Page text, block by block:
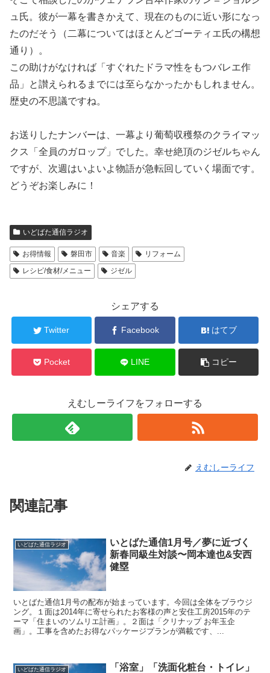
ュ氏。彼が一幕を書きかえて、現在のものに近い形になっ
たのだそう（二幕についてはほとんどゴーティエ氏の構想
通り）。
この助けがなければ「すぐれたドラマ性をもつバレエ作
品」と讃えられるまでには至らなかったかもしれません。
歴史の不思議ですね。
お送りしたナンバーは、一幕より葡萄収穫祭のクライマッ
クス「全員のガロップ」でした。幸せ絶頂のジゼルちゃん
ですが、次週はいよいよ物語が急転回していく場面です。
どうぞお楽しみに！
いどばた通信ラジオ
お得情報 磐田市 音楽
リフォーム
レシピ/食材/メニュー
ジゼル
シェアする
Twitter Facebook はてブ
Pocket LINE コピー
えむしーライフをフォローする
えむしーライフ
関連記事
いどばた通信ラジオ
いとばた通信1月号／夢に近づく
新春同級生対談〜岡本達也&安西
健塁
いとばた通信1月号の配布が始まっています。今回は全体をブラウジ
ング。１面は2014年に寄せられたお客様の声と安住工房2015年のテ
ーマ「住まいのソムリエ計画」。２面は「クリナップ お年玉企
画」。工事を含めたお得なパッケージプランが満載です、...
いどばた通信ラジオ
「浴室」「洗面化粧台・トイレ」